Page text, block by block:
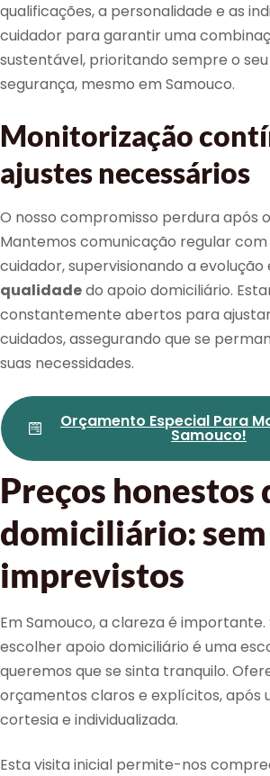
qualificações, a personalidade e as
cuidador para garantir uma
sustentável, prioritando sempre o
segurança, mesmo em Samouco.
Monitorização
ajustes necessários
O nosso compromisso perdura após
Mantemos comunicação regular
cuidador, supervisionando a
qualidadedo apoio domiciliário.
constantemente abertos para
cuidados, assegurando que se
suas necessidades.
Orçamento Especial Para
Samouco!
Preços honestos
domiciliário: sem
imprevistos
Em Samouco, a clareza é importante.
escolher apoio domiciliário é uma
queremos que se sinta tranquilo.
orçamentos claros e explícitos, após
cortesia e individualizada.
Esta visita inicial permite-nos